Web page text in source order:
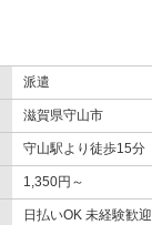
派遣
滋賀県守山市
守山駅より徒歩15分
1,350円～
日払いOK 未経験歓迎